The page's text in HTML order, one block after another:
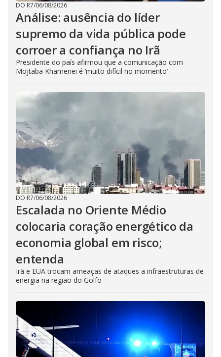
DO R7/06/08/2026
Análise: ausência do líder
supremo da vida pública pode
corroer a confiança no Irã
Presidente do país afirmou que a comunicação com
Mojtaba Khamenei é ‘muito difícil no momento’
DO R7/06/08/2026
Escalada no Oriente Médio
colocaria coração energético da
economia global em risco;
entenda
Irã e EUA trocam ameaças de ataques a infraestruturas de
energia na região do Golfo